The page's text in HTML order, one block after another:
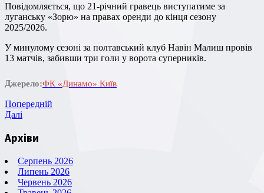
Повідомляється, що 21-річний гравець виступатиме за
луганську «Зорю» на правах оренди до кінця сезону
2025/2026.
У минулому сезоні за полтавський клуб Навін Малиш провів
13 матчів, забивши три голи у ворота суперників.
Джерело:ФК «Динамо» Київ
Навігація
Попередній
запис
Попередній
Наступний
Далі
Архіви
Серпень 2026
Липень 2026
Червень 2026